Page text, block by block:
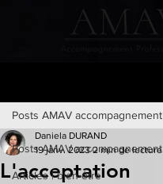
Posts AMAV accompagnement
Articles | bien-être
Posts AMAV accompagnement
L'acceptation
Daniela DURAND
19 janv. 2023 2 min de lecture